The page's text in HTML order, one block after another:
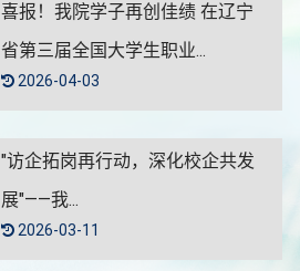
喜报！我院学子再创佳绩 在辽宁
省第三届全国大学生职业...
2026-04-03
"访企拓岗再行动，深化校企共发
展"——我...
2026-03-11